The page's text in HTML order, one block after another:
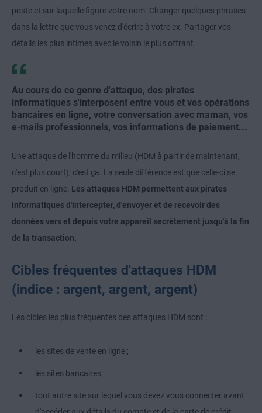
poste et sur laquelle figure votre nom. Changer quelques phrases
dans la lettre que vous venez d'écrire à votre ex. Partager vos
détails les plus intimes avec le voisin le plus offrant.
Au cours de ce genre d'attaque, des pirates
informatiques s'interposent entre vous et vos opérations
bancaires en ligne, votre conversation avec maman, vos
e-mails professionnels, vos informations de paiement...
Une attaque de l'homme du milieu (HDM à partir de maintenant,
c'est plus court), c'est ça. La seule différence est que celle-ci se
produit en ligne. Les attaques HDM permettent aux pirates
informatiques d'intercepter, d'envoyer et de recevoir des
données vers et depuis votre appareil secrètement jusqu'à la fin
de la transaction.
Cibles fréquentes d'attaques HDM
(indice : argent, argent, argent)
Les cibles les plus fréquentes des attaques HDM sont :
les sites de vente en ligne ;
les sites bancaires ;
tout autre site sur lequel vous devez vous connecter avant